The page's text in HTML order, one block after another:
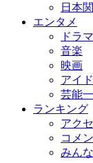
日本
エンタメ
ドラマ
音楽
映画
アイ
芸能
ランキング
アク
コメ
みん